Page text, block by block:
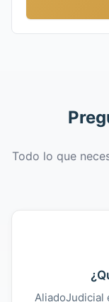
Todo lo que
AliadoJudicial